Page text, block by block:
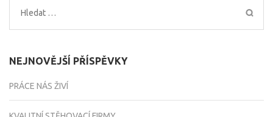
Vyhledávání
NEJNOVĚJŠÍ PŘÍSPĚVKY
PRÁCE NÁS ŽIVÍ